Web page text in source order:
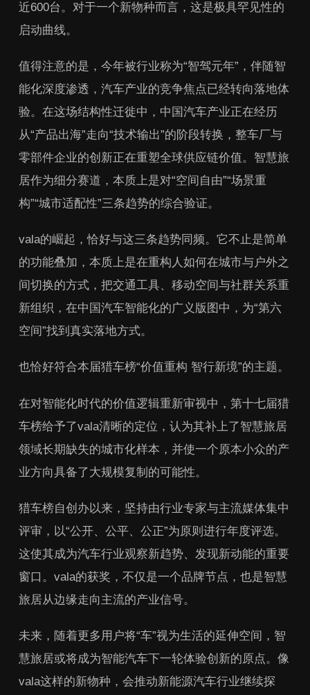
近600台。对于一个新物种而言，这是极具罕见性的
启动曲线。
值得注意的是，今年被行业称为“智驾元年”，伴随智
能化深度渗透，汽车产业的竞争焦点已经转向落地体
验。在这场结构性迁徙中，中国汽车产业正在经历
从“产品出海”走向“技术输出”的阶段转换，整车厂与
零部件企业的创新正在重塑全球供应链价值。智慧旅
居作为细分赛道，本质上是对“空间自由”“场景重
构”“城市适配性”三条趋势的综合验证。
vala的崛起，恰好与这三条趋势同频。它不止是简单
的功能叠加，本质上是在重构人如何在城市与户外之
间切换的方式，把交通工具、移动空间与社群关系重
新组织，在中国汽车智能化的广义版图中，为“第六
空间”找到真实落地方式。
也恰好符合本届猎车榜“价值重构 智行新境”的主题。
在对智能化时代的价值逻辑重新审视中，第十七届猎
车榜给予了vala清晰的定位，认为其补上了智慧旅居
领域长期缺失的城市化样本，并使一个原本小众的产
业方向具备了大规模复制的可能性。
猎车榜自创办以来，坚持由行业专家与主流媒体集中
评审，以“公开、公平、公正”为原则进行年度评选。
这使其成为汽车行业观察新趋势、发现新动能的重要
窗口。vala的获奖，不仅是一个品牌节点，也是智慧
旅居从边缘走向主流的产业信号。
未来，随着更多用户将“车”视为生活的延伸空间，智
慧旅居或将成为智能汽车下一轮体验创新的原点。像
vala这样的新物种，会推动新能源汽车行业继续探